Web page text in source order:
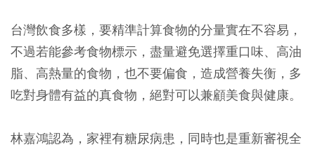
台灣飲食多樣，要精準計算食物的分量實在不容易，
不過若能參考食物標示，盡量避免選擇重口味、高油
脂、高熱量的食物，也不要偏食，造成營養失衡，多
吃對身體有益的真食物，絕對可以兼顧美食與健康。
林嘉鴻認為，家裡有糖尿病患，同時也是重新審視全